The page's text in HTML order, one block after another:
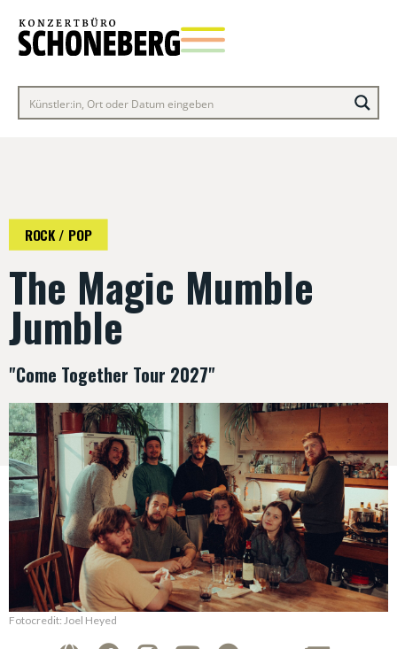
ROCK / POP
The Magic Mumble
Jumble
"Come Together Tour 2027"
Fotocredit: Joel Heyed